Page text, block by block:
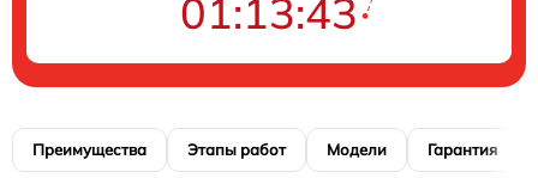
01:13:42
Преимущества Этапы работ Модели Гарантия